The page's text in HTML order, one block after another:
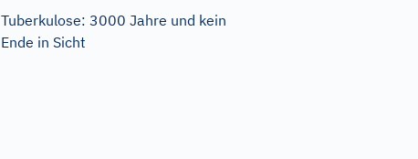
Tuberkulose: 3000 Jahre und kein
Ende in Sicht